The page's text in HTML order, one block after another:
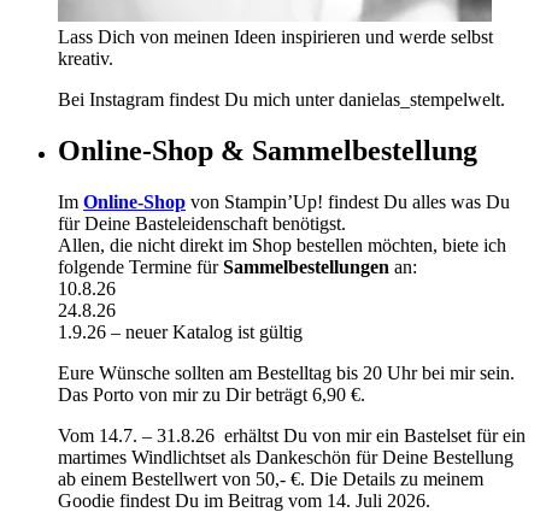
Lass Dich von meinen Ideen inspirieren und werde selbst
kreativ.
Bei Instagram findest Du mich unter danielas_stempelwelt.
Online-Shop & Sammelbestellung
Im Online-Shop von Stampin’Up! findest Du alles was Du
für Deine Basteleidenschaft benötigst.
Allen, die nicht direkt im Shop bestellen möchten, biete ich
folgende Termine fürSammelbestellungen an:
10.8.26
24.8.26
1.9.26 – neuer Katalog ist gültig
Eure Wünsche sollten am Bestelltag bis 20 Uhr bei mir sein.
Das Porto von mir zu Dir beträgt 6,90 €.
Vom 14.7. – 31.8.26 erhältst Du von mir ein Bastelset für ein
martimes Windlichtset als Dankeschön für Deine Bestellung
ab einem Bestellwert von 50,- €. Die Details zu meinem
Goodie findest Du im Beitrag vom 14. Juli 2026.